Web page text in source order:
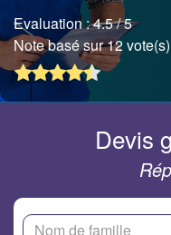
Evaluation :4.5/ 5
Note basé sur 12 vote(s)
Devis